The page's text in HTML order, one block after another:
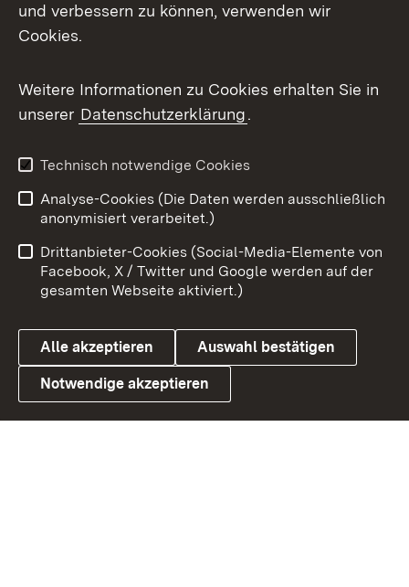
Facebook
X / Twitter
Youtube
Link zum Landesportal
Impressum
Kontakt
Barrierefreiheit
Datenschutz
Cookies
und verbessern zu können, verwenden wir
Cookies.
Weitere Informationen zu Cookies erhalten Sie in
unserer Datenschutzerklärung.
Technisch notwendige Cookies
Analyse-Cookies (Die Daten werden ausschließlich
anonymisiert verarbeitet.)
Drittanbieter-Cookies (Social-Media-Elemente von
Facebook, X / Twitter und Google werden auf der
gesamten Webseite aktiviert.)
Alle akzeptieren Auswahl bestätigen
Notwendige akzeptieren